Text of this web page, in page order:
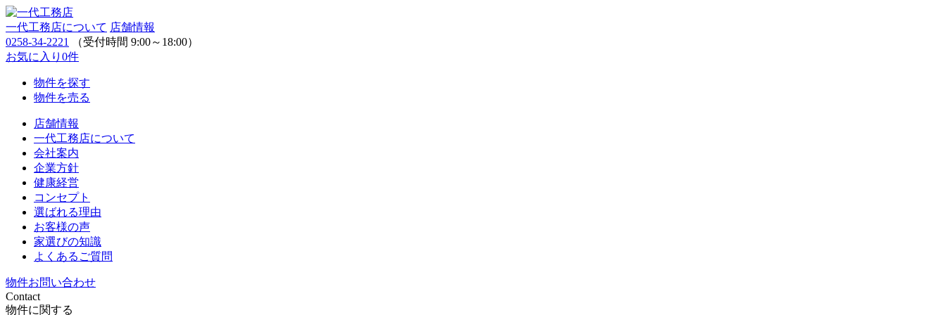
一代工務店について 店舗情報
0258-34-2221
（受付時間 9:00～18:00）
お気に入り 0件
物件を探す
物件を売る
店舗情報
一代工務店について
会社案内
企業方針
健康経営
コンセプト
選ばれる理由
お客様の声
家選びの知識
よくあるご質問
物件お問い合わせ
Contact
物件に関する